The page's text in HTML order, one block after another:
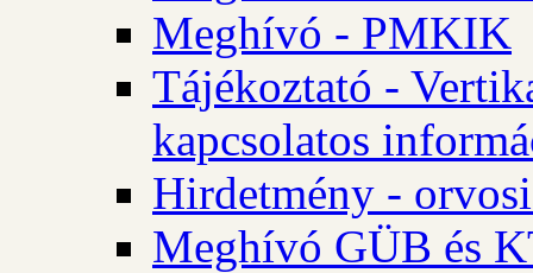
Meghívó - PMKIK
Tájékoztató -
kapcsolatos
Hirdetmény -
Meghívó GÜB és